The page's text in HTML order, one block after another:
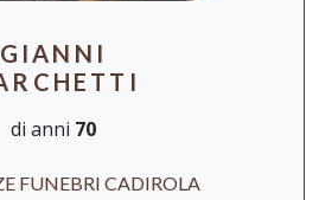
GIANNI
di anni 70
FUNEBRI CADIROLA